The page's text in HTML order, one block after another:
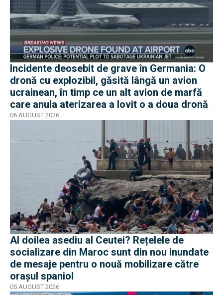
Incidente deosebit de grave în Germania: O
dronă cu explozibil, găsită lângă un avion
ucrainean, în timp ce un alt avion de marfă
care anula aterizarea a lovit o a doua dronă
06 AUGUST 2026
Al doilea asediu al Ceutei? Rețelele de
socializare din Maroc sunt din nou inundate
de mesaje pentru o nouă mobilizare către
orașul spaniol
05 AUGUST 2026